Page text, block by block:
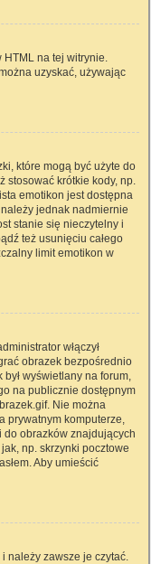
HTML na tej witrynie.
uzyskać, używając
które mogą być użyte do
stosować krótkie kody, np.
emotikon jest dostępna
jednak nadmiernie
stanie się nieczytelny i
też usunięciu całego
limit emotikon w
włączył
obrazek bezpośrednio
wyświetlany na forum,
na publicznie dostępnym
Nie można
prywatnym komputerze,
obrazków znajdujących
np. skrzynki pocztowe
Aby umieścić
należy zawsze je czytać.